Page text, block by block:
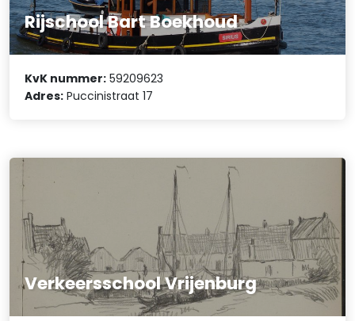
Rijschool Bart Boekhoud
KvK nummer: 59209623
Adres: Puccinistraat 17
Verkeersschool Vrijenburg